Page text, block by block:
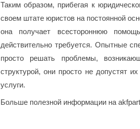
Таким образом, прибегая к
своем штате юристов на постоянной
она получает всестороннюю
действительно требуется. Опытные
просто решать проблемы,
структурой, они просто не допустят
услуги.
Больше полезной информации на